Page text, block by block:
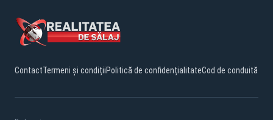
ContactTermeni și condițiiPolitică de confidențialitateCod de conduită